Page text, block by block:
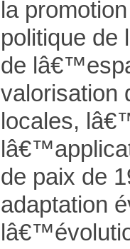
la
politique
de
valorisation
locales,
de paix de
adaptation